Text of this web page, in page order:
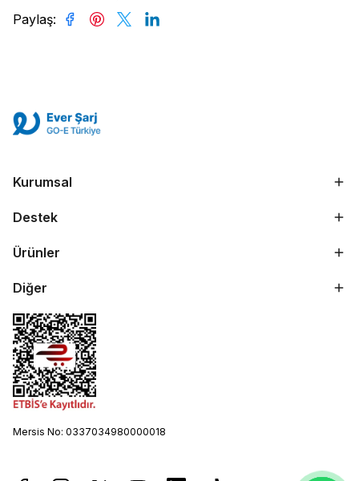
Paylaş:
Kurumsal
Destek
Ürünler
Diğer
Mersis No: 0337034980000018